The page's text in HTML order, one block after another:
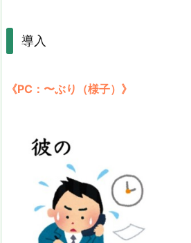
導入
《PC：〜ぶり（様子）》